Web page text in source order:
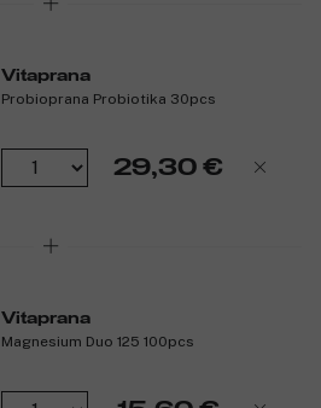
Vitaprana
Probioprana Probiotika 30pcs
29,30 €
Vitaprana
Magnesium Duo 125 100pcs